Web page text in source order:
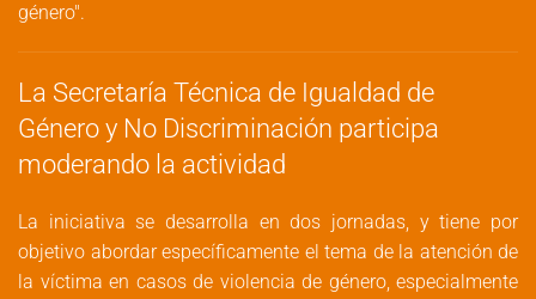
género".
La Secretaría Técnica de Igualdad de
Género y No Discriminación participa
moderando la actividad
La iniciativa se desarrolla en dos jornadas, y tiene por
objetivo abordar específicamente el tema de la atención de
la víctima en casos de violencia de género, especialmente